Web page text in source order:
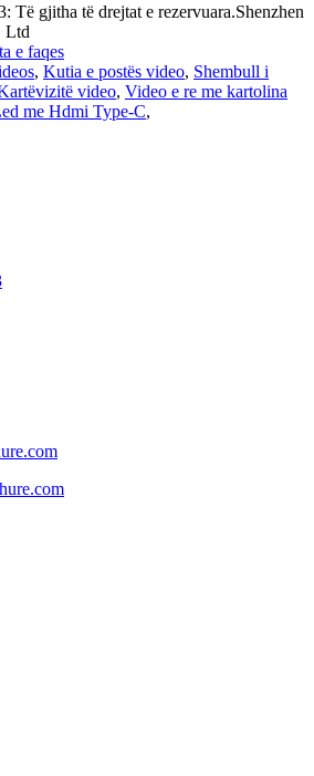
gjitha të drejtat e rezervuara.Shenzhen
Ltd
e faqes
, Kutia e postës video, Shembull i
video, Video e re me kartolina
me Hdmi Type-C,